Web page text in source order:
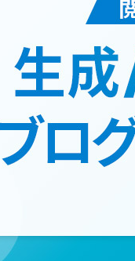
ビジネス
デジタル
ワールドの
活用のノウ